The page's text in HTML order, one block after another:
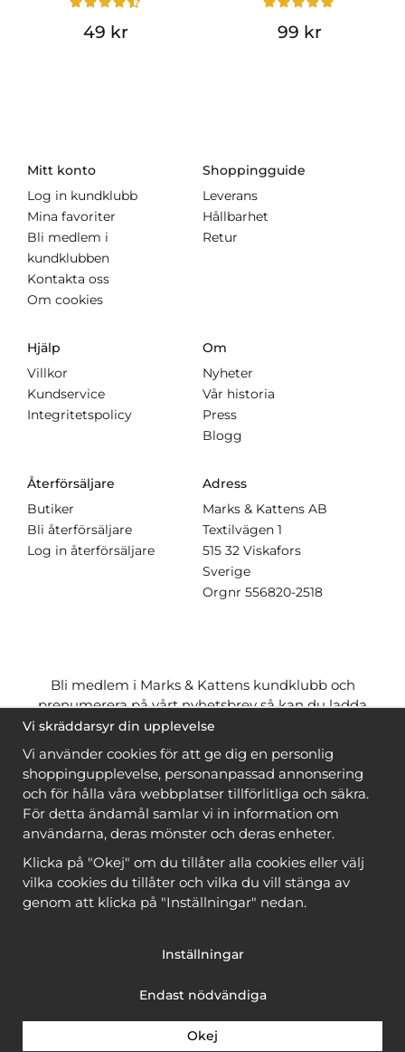
49 kr 99 kr
Mitt konto
Log in kundklubb
Mina favoriter
Bli medlem i
kundklubben
Kontakta oss
Om cookies
Shoppingguide
Leverans
Hållbarhet
Retur
Hjälp
Villkor
Kundservice
Integritetspolicy
Om
Nyheter
Vår historia
Press
Blogg
Återförsäljare
Butiker
Bli återförsäljare
Log in återförsäljare
Adress
Marks & Kattens AB
Textilvägen 1
515 32 Viskafors
Sverige
Orgnr 556820-2518
Bli medlem i Marks & Kattens kundklubb och
prenumerera på vårt nyhetsbrev så kan du ladda
ner många mönstergratisoch få många
när du handlar garn till mönstret. Du ser vilka som
är
gratis när du är inloggad
Bli medlem
Copyright © 2026, Marks & Kattens AB
Vi skräddarsyr din upplevelse
Vi använder cookies för att ge dig en personlig
shoppingupplevelse, personanpassad annonsering
och för hålla våra webbplatser tillförlitliga och säkra.
För detta ändamål samlar vi in information om
användarna, deras mönster och deras enheter.
Klicka på "Okej" om du tillåter alla cookies eller välj
vilka cookies du tillåter och vilka du vill stänga av
genom att klicka på "Inställningar" nedan.
Inställningar
Endast nödvändiga
Okej